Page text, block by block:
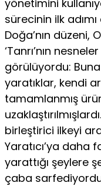
yönetimini
sürecinin ilk
Doğa’nın düzeni,
‘Tanrı’nın
görülüyordu:
yaratıklar, kendi
tamamlanmış
birleştirici ilkeyi
Yaratıcı’ya daha
yarattığı şeylere
çaba